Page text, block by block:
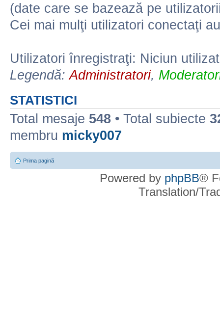
(date care se bazează pe
Cei mai mulţi utilizatori conectaţi
Utilizatori înregistraţi: Niciun
Legendă:Administratori,
STATISTICI
Total mesaje 548 • Total subiecte
membru micky007
Prima pagină
Powered by phpBB®
Translation/